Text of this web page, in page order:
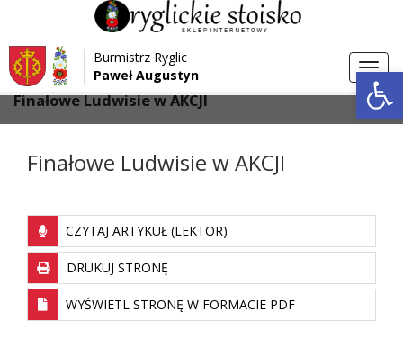
Przejdź do menu
Przejdź do głównej treści strony
Przejdź do stopki strony
Burmistrz Ryglic
Paweł Augustyn
Strona główna > Aktualności
Finałowe Ludwisie w AKCJI
Finałowe Ludwisie w AKCJI
CZYTAJ ARTYKUŁ (LEKTOR)
DRUKUJ STRONĘ
WYŚWIETL STRONĘ W FORMACIE PDF